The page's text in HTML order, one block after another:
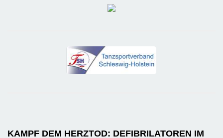
KAMPF DEM HERZTOD: DEFIBRILATOREN IM